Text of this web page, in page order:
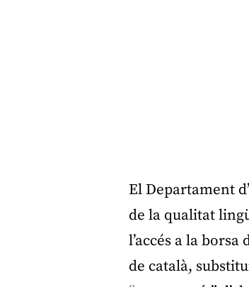
El Departament
de la qualitat
l’accés a la
de català,